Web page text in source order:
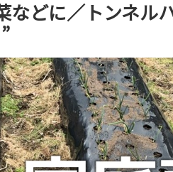
などに／トンネル